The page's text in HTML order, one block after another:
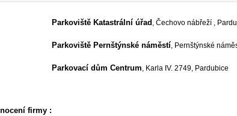
Parkoviště Katastrální úřad , Čechovo nábřeží ,
Parkoviště Pernštýnské náměstí, Pernštýnské
Parkovací dům Centrum, Karla IV. 2749, Pardubice
firmy :